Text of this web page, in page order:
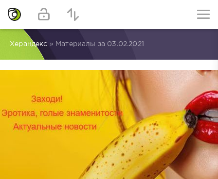
Херандекс » Материалы за 03.02.2021